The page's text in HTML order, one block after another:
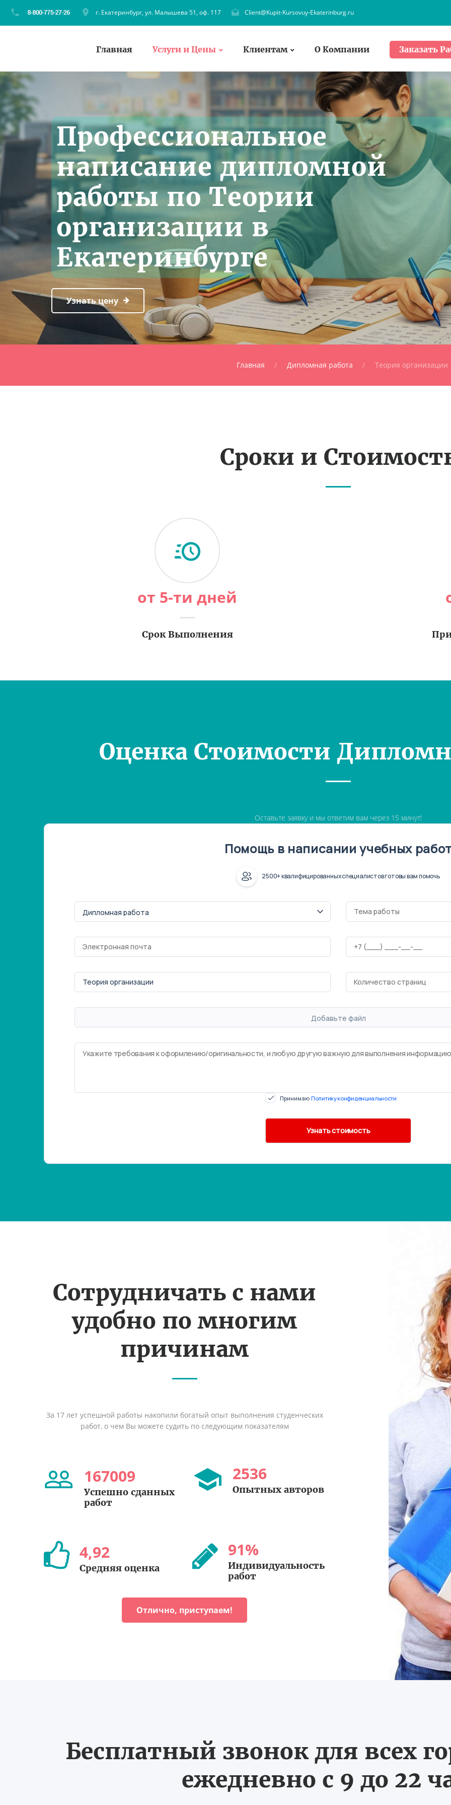
г. Екатеринбург, ул. Малышева 51, оф. 117 Client@Kupit-Kursovuy-Ekaterinburg.ru
Главная Услуги и Цены Клиентам О Компании Заказать
Профессиональное
написание дипломной
работы по Теории
организации в
Екатеринбурге
Узнать цену
Главная Дипломная работа Теория организации
Сроки и
от 5-ти дней
Срок Выполнения
Оценка Стоимости
Оставьте заявку и мы ответим вам через 15 минут!
Помощь в написании учебных
2500+ квалифицированных специалистов готовы вам помочь
Добавьте файл
Принимаю Политику конфиденциальности
Сотрудничать с нами
удобно по многим
причинам
За 17 лет успешной работы накопили богатый опыт выполнения студенческих
работ, о чем Вы можете судить по следующим показателям
167009
Успешно сданных
работ
2536
Опытных авторов
4,92
Средняя оценка
91%
Индивидуальность
работ
Отлично, приступаем!
Бесплатный звонок для всех
ежедневно с 9 до 22